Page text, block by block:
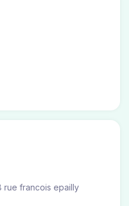
rue francois epailly